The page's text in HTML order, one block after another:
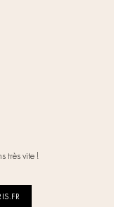
très vite !